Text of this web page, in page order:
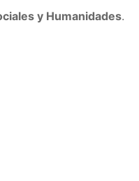
y Humanidades.